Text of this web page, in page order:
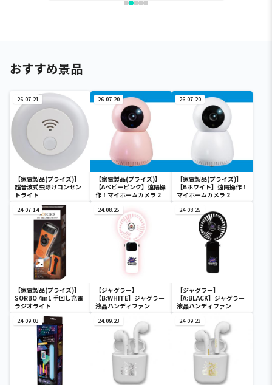
おすすめ景品
26.07.21
【家電製品(プライズ)】
超音波式虫除けコンセン
トライト
26.07.20
【家電製品(プライズ)】
【Aベビーピンク】遠隔操
作！マイホームカメラ 2
26.07.20
【家電製品(プライズ)】
【Bホワイト】遠隔操作！
マイホームカメラ 2
24.07.14
【家電製品(プライズ)】
SORBO 4in1 手回し充電
ラジオライト
24.08.25
【ジャグラー】
【B:WHITE】ジャグラー
液晶ハンディファン
24.08.25
【ジャグラー】
【A:BLACK】ジャグラー
液晶ハンディファン
24.09.03 24.09.23 24.09.23